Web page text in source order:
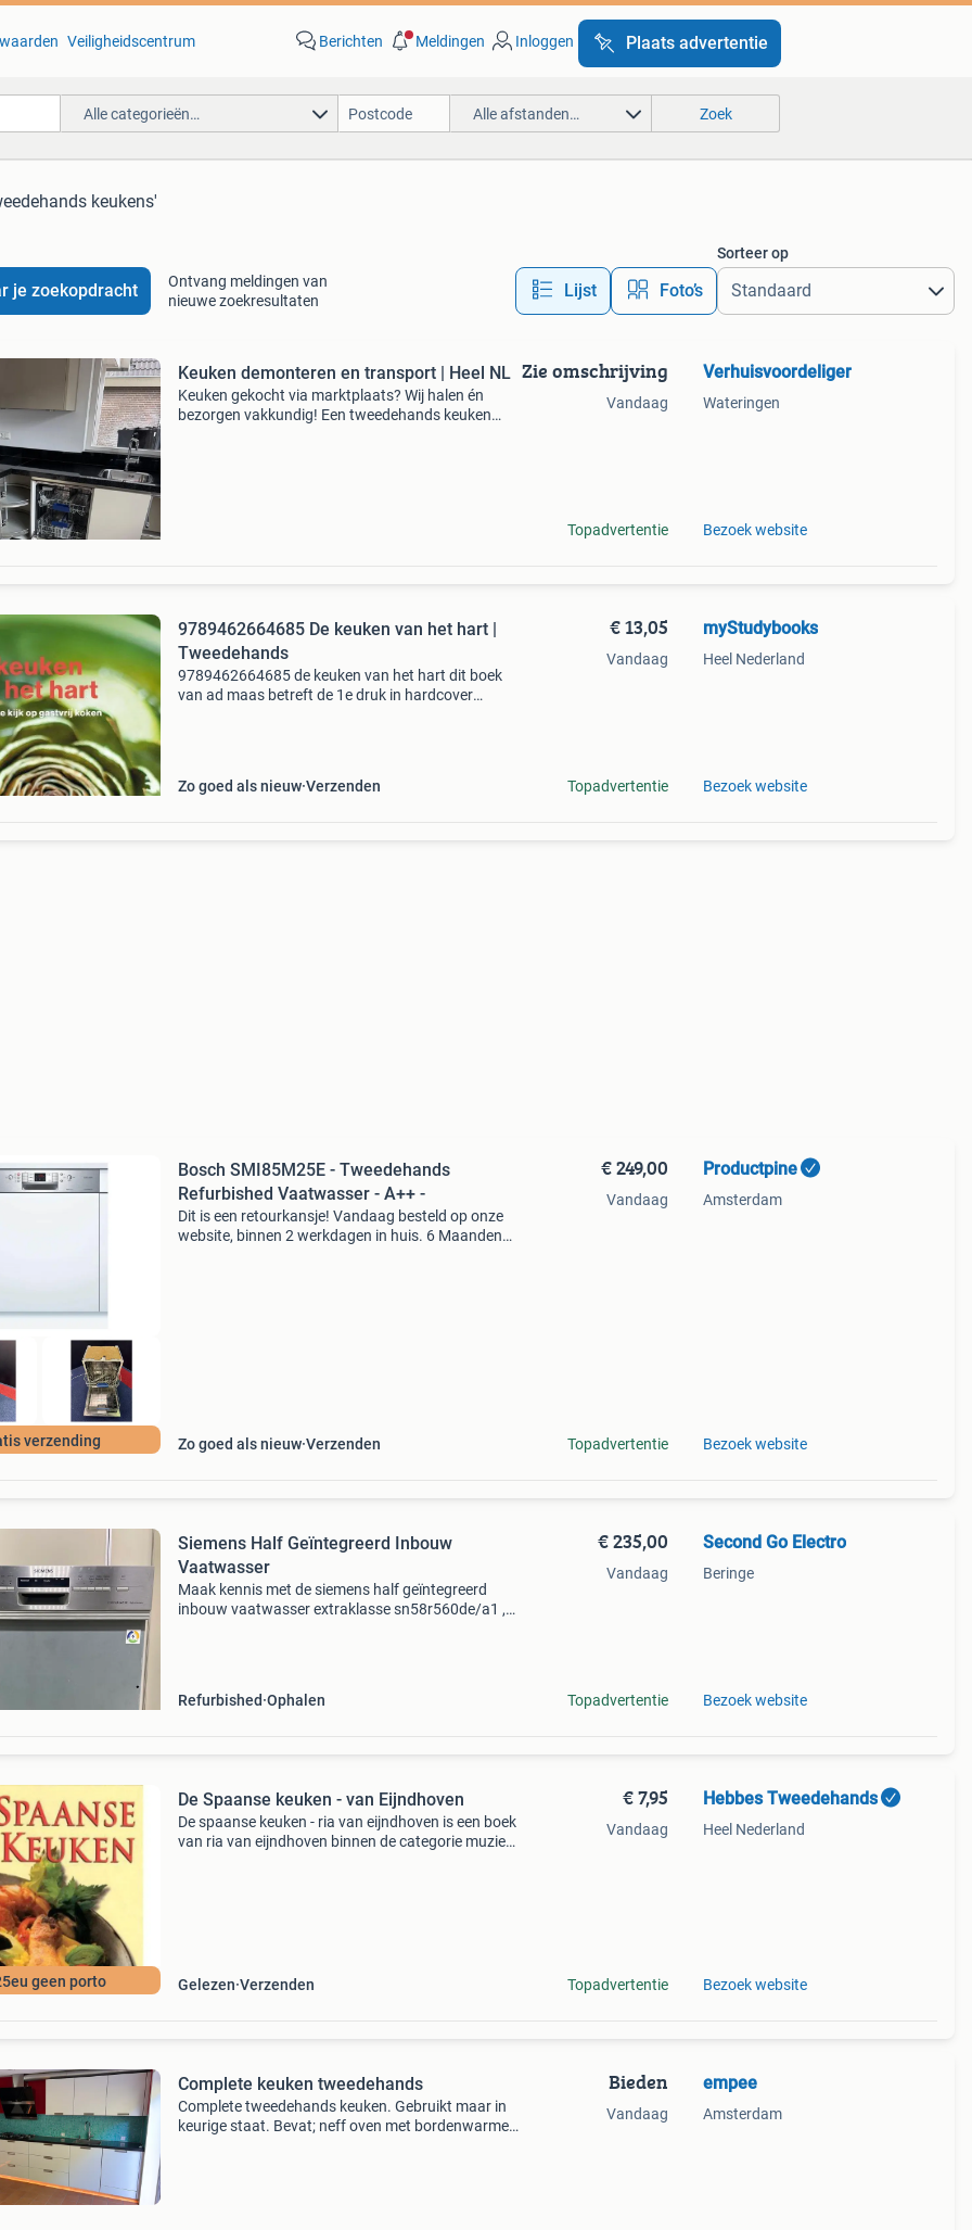
Veiligheidscentrum Berichten Meldingen Inloggen Plaats advertentie
Alle categorieën… Alle afstanden… Zoek
keukens'
je zoekopdracht
Ontvang meldingen van
nieuwe zoekresultaten
Lijst Foto’s
Sorteer op
Keuken demonteren en transport | Heel NL
Keuken gekocht via marktplaats? Wij halen én
bezorgen vakkundig! Een tweedehands keuken
Zie omschrijving
Vandaag
Topadvertentie
Verhuisvoordeliger
Wateringen
Bezoek website
9789462664685 De keuken van het hart |
Tweedehands
9789462664685 de keuken van het hart dit boek
van ad maas betreft de 1e druk in hardcover
Zo goed als nieuw Verzenden
€ 13,05
Vandaag
Topadvertentie
myStudybooks
Heel Nederland
Bezoek website
verzending
Bosch SMI85M25E - Tweedehands
Refurbished Vaatwasser - A++ -
Dit is een retourkansje! Vandaag besteld op onze
website, binnen 2 werkdagen in huis. 6 Maanden
Zo goed als nieuw Verzenden
€ 249,00
Vandaag
Topadvertentie
Productpine
Amsterdam
Bezoek website
Siemens Half Geïntegreerd Inbouw
Vaatwasser
Maak kennis met de siemens half geïntegreerd
inbouw vaatwasser extraklasse sn58r560de/a1 ,
Refurbished Ophalen
€ 235,00
Vandaag
Topadvertentie
Second Go Electro
Beringe
Bezoek website
geen porto
De Spaanse keuken - van Eijndhoven
De spaanse keuken - ria van eijndhoven is een boek
van ria van eijndhoven binnen de categorie muziek
Gelezen Verzenden
€ 7,95
Vandaag
Topadvertentie
Hebbes Tweedehands
Heel Nederland
Bezoek website
Complete keuken tweedehands
Complete tweedehands keuken. Gebruikt maar in
keurige staat. Bevat; neff oven met bordenwarmer.
Bieden
Vandaag
empee
Amsterdam